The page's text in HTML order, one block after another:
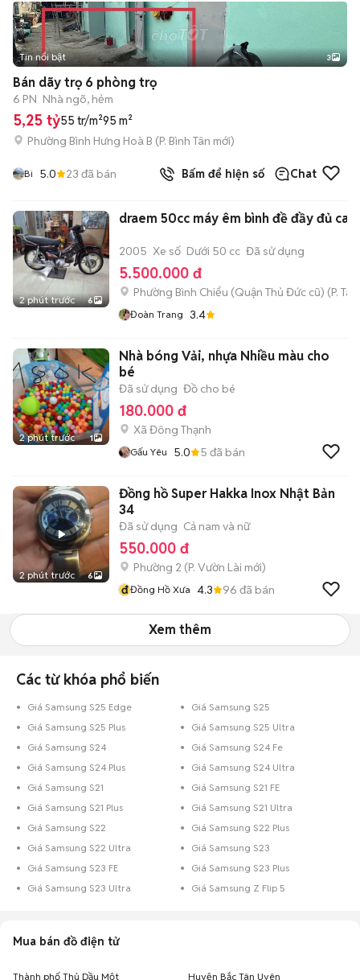
Tin nổi bật 3
Bán dãy trọ 6 phòng trọ
6 PN Nhà ngõ, hẻm
5,25 tỷ55 tr/m²95 m²
Phường Bình Hưng Hoà B (P. Bình Tân mới)
Bi 5.0 23 đã bán Bấm để hiện số Chat
2 phút trước 6
draem 50cc máy êm bình đề đầy đủ
2005 Xe số Dưới 50 cc Đã sử dụng
5.500.000 đ
Phường Bình Chiểu (Quận Thủ Đức cũ) (P.
Đoàn Trang 3.4
2 phút trước 1
Nhà bóng Vải, nhựa Nhiều màu cho
bé
Đã sử dụng Đồ cho bé
180.000 đ
Xã Đông Thạnh
Gấu Yêu 5.0 5 đã bán
2 phút trước 6
Đồng hồ Super Hakka Inox Nhật Bản
34
Đã sử dụng Cả nam và nữ
550.000 đ
Phường 2 (P. Vườn Lài mới)
đĐồng Hồ Xưa 4.3 96 đã bán
Xem thêm
Các từ khóa phổ biến
Giá Samsung S25 Edge
Giá Samsung S25
Giá Samsung S25 Plus
Giá Samsung S25 Ultra
Giá Samsung S24
Giá Samsung S24 Fe
Giá Samsung S24 Plus
Giá Samsung S24 Ultra
Giá Samsung S21
Giá Samsung S21 FE
Giá Samsung S21 Plus
Giá Samsung S21 Ultra
Giá Samsung S22
Giá Samsung S22 Plus
Giá Samsung S22 Ultra
Giá Samsung S23
Giá Samsung S23 FE
Giá Samsung S23 Plus
Giá Samsung S23 Ultra
Giá Samsung Z Flip 5
Mua bán đồ điện tử
Thành phố Thủ Dầu Một Huyện Bắc Tân Uyên